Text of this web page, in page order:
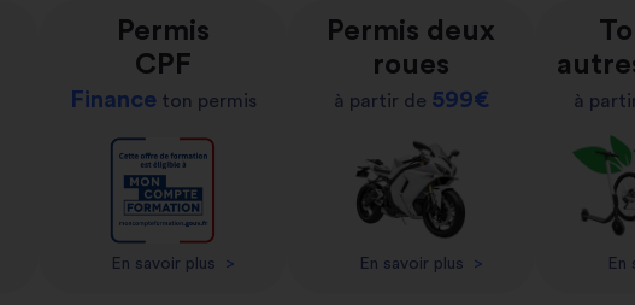
Permis
CPF
Financeton permis
En savoir plus >
Permis deux
roues
à partir de 599€
En savoir plus >
à
En